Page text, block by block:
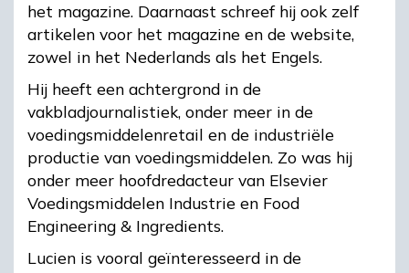
het magazine. Daarnaast schreef hij ook zelf
artikelen voor het magazine en de website,
zowel in het Nederlands als het Engels.
Hij heeft een achtergrond in de
vakbladjournalistiek, onder meer in de
voedingsmiddelenretail en de industriële
productie van voedingsmiddelen. Zo was hij
onder meer hoofdredacteur van Elsevier
Voedingsmiddelen Industrie en Food
Engineering & Ingredients.
Lucien is vooral geïnteresseerd in de